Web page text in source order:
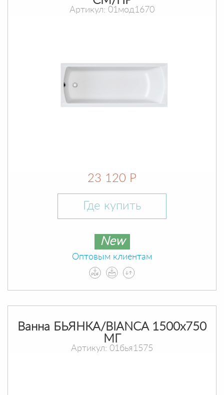
Артикул: 01мод1670
23 120 Р
Где купить
New
Оптовым клиентам
Ванна БЬЯНКА/BIANCA 1500х750
МГ
Артикул: 01бья1575